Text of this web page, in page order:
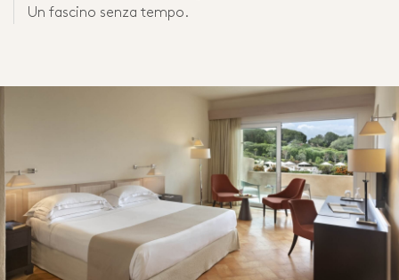
Un fascino senza tempo.